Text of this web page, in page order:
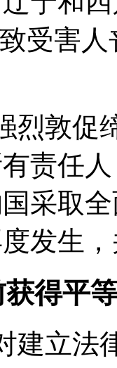
受害
烈敦促
责任
采取
发生
得平
建立法